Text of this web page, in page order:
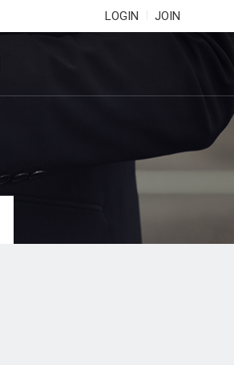
LOGIN JOIN